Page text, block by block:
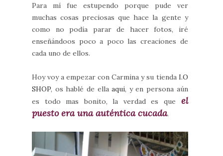
Para mí fue estupendo porque pude ver
muchas cosas preciosas que hace la gente y
como no podía parar de hacer fotos, iré
enseñándoos poco a poco las creaciones de
cada uno de ellos.
Hoy voy a empezar con Carmina y su tienda I.O
SHOP, os hablé de ellaaqui, y en persona aún
es todo mas bonito, la verdad es que el
puesto era una auténtica cucada.